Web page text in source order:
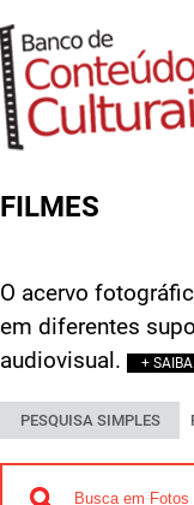
FILMES
O acervo
em diferentes
audiovisual.
+
PESQUISA SIMPLES